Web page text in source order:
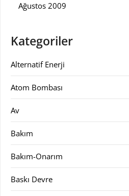
Ağustos 2009
Kategoriler
Alternatif Enerji
Atom Bombası
Av
Bakım
Bakım-Onarım
Baskı Devre